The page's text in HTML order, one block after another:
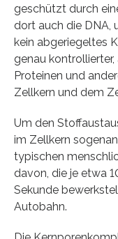
geschützt durch
dort auch die DNA,
kein abgeriegeltes
genau
Proteinen und
Zellkern und dem
Um den
im Zellkern
typischen
davon, die je etwa
Sekunde
Autobahn.